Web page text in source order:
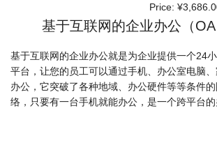
Price:
基于互联网的企业办公（
基于互联网的企业办公就是为企业提供一个24
平台，让您的员工可以通过手机、办公室电脑
办公，它突破了各种地域、办公硬件等等条件
络，只要有一台手机就能办公，是一个跨平台的